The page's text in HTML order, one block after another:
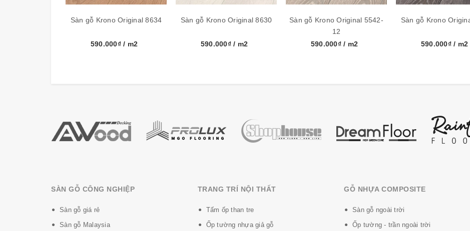
Đóng gói 6 tấm, 1.48m2/hộp
Bảo hành sản phẩm 30 năm
Sàn gỗ Krono Original 8634
590.000₫/ m2
Sàn gỗ Krono Original 8630
590.000₫/ m2
Sàn gỗ Krono Original 5542-
12
590.000₫/ m2
Sàn gỗ Krono
590.000₫/ m2
SÀN GỖ CÔNG NGHIỆP
Sàn gỗ giá rẻ
Sàn gỗ Malaysia
TRANG TRÍ NỘI THẤT
Tấm ốp than tre
Ốp tường nhựa giả gỗ
GỖ NHỰA COMPOSITE
Sàn gỗ ngoài trời
Ốp tường - trần ngoài trời